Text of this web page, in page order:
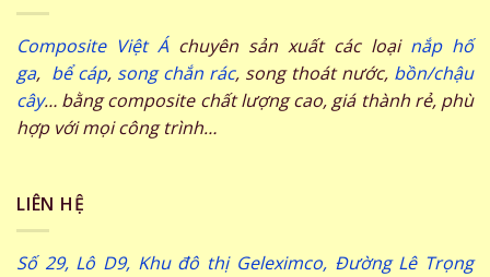
Composite Việt Á chuyên sản xuất các loại nắp hố
ga, bể cáp, song chắn rác, song thoát nước, bồn/chậu
cây… bằng composite chất lượng cao, giá thành rẻ, phù
hợp với mọi công trình…
LIÊN HỆ
Số 29, Lô D9, Khu đô thị Geleximco, Đường Lê Trọng